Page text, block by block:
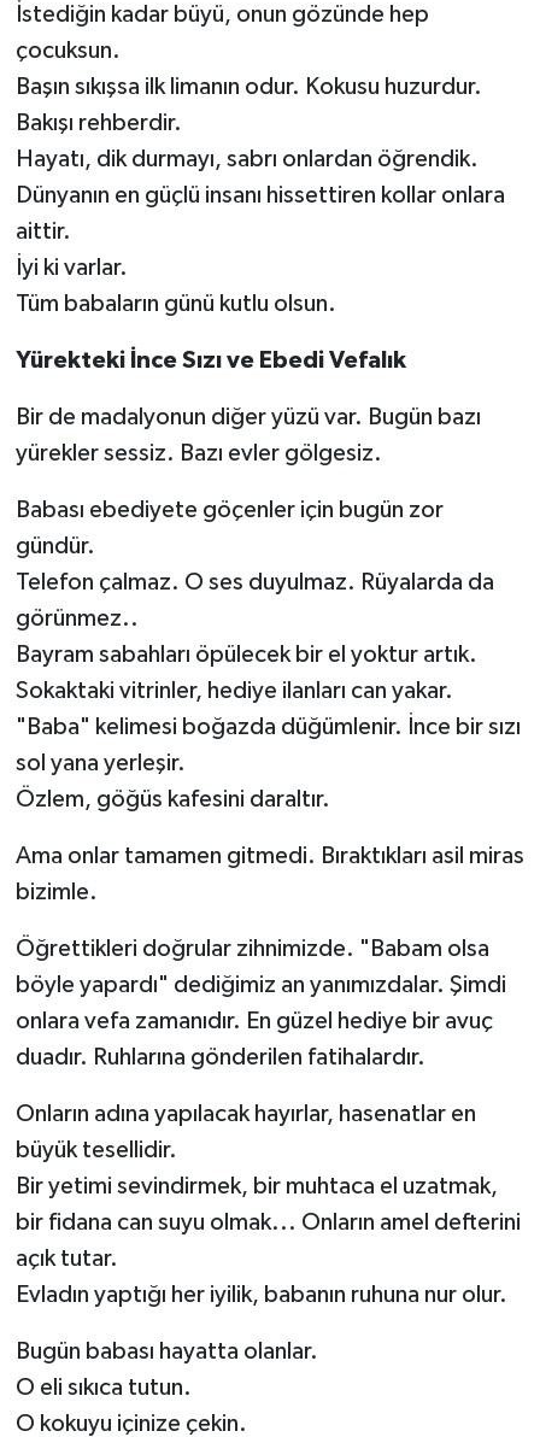
İstediğin kadar büyü, onun gözünde hep
çocuksun.
Başın sıkışsa ilk limanın odur. Kokusu huzurdur.
Bakışı rehberdir.
Hayatı, dik durmayı, sabrı onlardan öğrendik.
Dünyanın en güçlü insanı hissettiren kollar onlara
aittir.
İyi ki varlar.
Tüm babaların günü kutlu olsun.
Yürekteki İnce Sızı ve Ebedi Vefalık
Bir de madalyonun diğer yüzü var. Bugün bazı
yürekler sessiz. Bazı evler gölgesiz.
Babası ebediyete göçenler için bugün zor
gündür.
Telefon çalmaz. O ses duyulmaz. Rüyalarda da
görünmez..
Bayram sabahları öpülecek bir el yoktur artık.
Sokaktaki vitrinler, hediye ilanları can yakar.
"Baba" kelimesi boğazda düğümlenir. İnce bir sızı
sol yana yerleşir.
Özlem, göğüs kafesini daraltır.
Ama onlar tamamen gitmedi. Bıraktıkları asil miras
bizimle.
Öğrettikleri doğrular zihnimizde. "Babam olsa
böyle yapardı" dediğimiz an yanımızdalar. Şimdi
onlara vefa zamanıdır. En güzel hediye bir avuç
duadır. Ruhlarına gönderilen fatihalardır.
Onların adına yapılacak hayırlar, hasenatlar en
büyük tesellidir.
Bir yetimi sevindirmek, bir muhtaca el uzatmak,
bir fidana can suyu olmak... Onların amel defterini
açık tutar.
Evladın yaptığı her iyilik, babanın ruhuna nur olur.
Bugün babası hayatta olanlar.
O eli sıkıca tutun.
O kokuyu içinize çekin.